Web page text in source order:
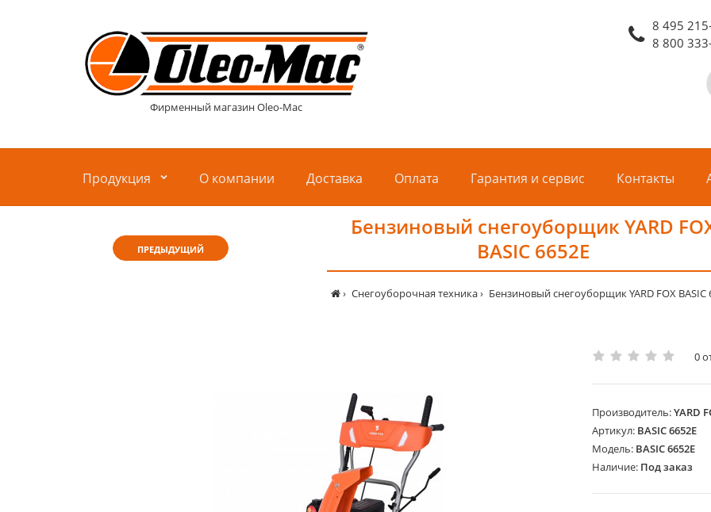
Фирменный магазин Oleo-Mac
8 495
8 800
Продукция О компании Доставка Оплата Гарантия и сервис Контакты
ПРЕДЫДУЩИЙ
Бензиновый снегоуборщик YARD
BASIC 6652E
Снегоуборочная техника Бензиновый снегоуборщик YARD FOX BASIC
0
Производитель:YARD
Артикул: BASIC 6652E
Модель: BASIC 6652E
Наличие: Под заказ